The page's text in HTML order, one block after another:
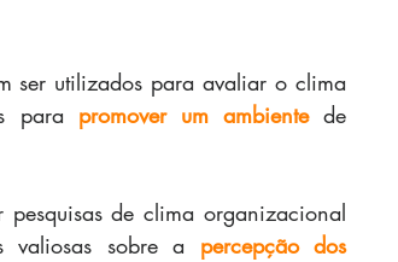
ser utilizados para avaliar o clima
para promover um ambiente de
de clima organizacional
valiosas sobre a percepção dos